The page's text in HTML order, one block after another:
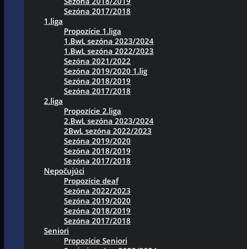
Sezóna 2017/2018
1.liga
Propozície 1.liga
1.BwL sezóna 2023/2024
1.BwL sezóna 2022/2023
Sezóna 2021/2022
Sezóna 2019/2020 1.lig
Sezóna 2018/2019
Sezóna 2017/2018
2.liga
Propozície 2.liga
2.BwL sezóna 2023/2024
2BwL sezóna 2022/2023
Sezóna 2019/2020
Sezóna 2018/2019
Sezóna 2017/2018
Nepočujúci
Propozície deaf
Sezóna 2022/2023
Sezóna 2019/2020
Sezóna 2018/2019
Sezóna 2017/2018
Seniori
Propozície Seniori